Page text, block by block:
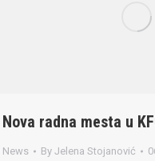
Nova radna mesta u
News By Jelena Stojanović